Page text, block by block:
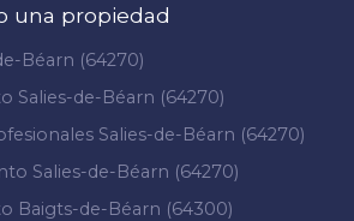
una propiedad
Béarn (64270)
Salies-de-Béarn (64270)
Salies-de-Béarn (64270)
Salies-de-Béarn (64270)
Baigts-de-Béarn (64300)